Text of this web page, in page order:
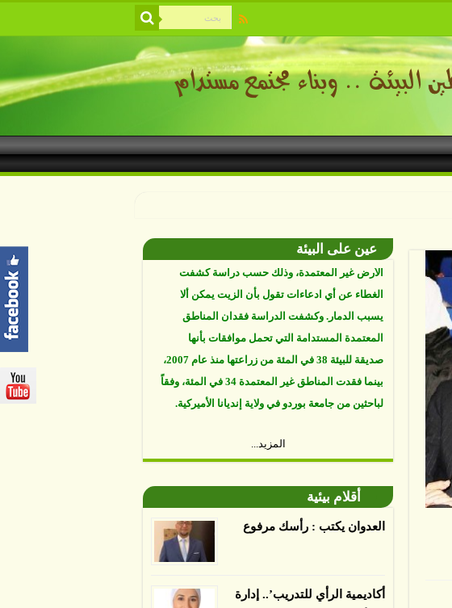
عين على البيئة
البيئة والتنوع القائم في خطر، والمشكلة أن اليد
البشرية باتت أساسا في معظم التغييرات التي
الأرض غير المعتمدة، وذلك حسب دراسة كشفت
الغطاء عن أي ادعاءات تقول بأن الزيت يمكن ألا
يسبب الدمار. وكشفت الدراسة فقدان المناطق
المعتمدة المستدامة التي تحمل موافقات بأنها
بينما فقدت المناطق غير المعتمدة 34 في المئة، وفقاً
لباحثين من جامعة بوردو في ولاية إنديانا الأميركية.
المزيد...
أقلام بيئية
العدوان يكتب : رأسك مرفوع
أكاديمية الرأي للتدريب’.. إدارة